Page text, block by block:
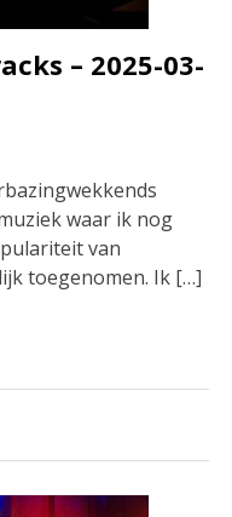
– 2025-03-
waar ik nog
van
toegenomen. Ik […]